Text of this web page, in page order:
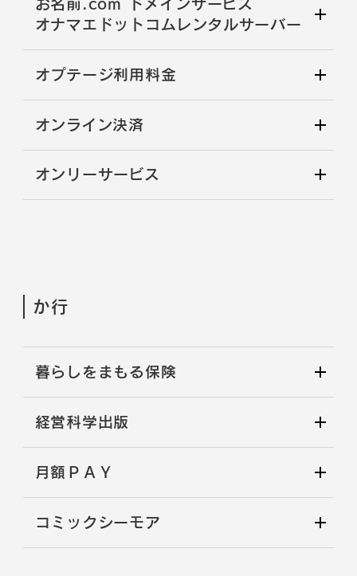
お名前.com ドメインサービス
オナマエドットコムレンタルサーバー
オプテージ利用料金
オンライン決済
オンリーサービス
か行
暮らしをまもる保険
経営科学出版
月額ＰＡＹ
コミックシーモア